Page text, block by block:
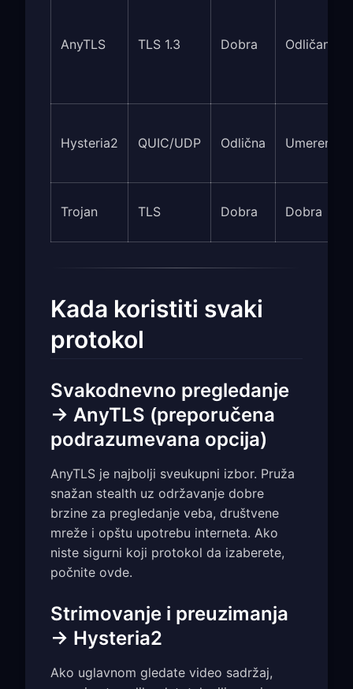
AnyTLS TLS 1.3 Dobra Odličan
Hysteria2 QUIC/UDP Odlična Umereno
Trojan TLS Dobra Dobra
Kada koristiti svaki
protokol
Svakodnevno pregledanje
→ AnyTLS (preporučena
podrazumevana opcija)
AnyTLS je najbolji sveukupni izbor. Pruža
snažan stealth uz održavanje dobre
brzine za pregledanje veba, društvene
mreže i opštu upotrebu interneta. Ako
niste sigurni koji protokol da izaberete,
počnite ovde.
Strimovanje i preuzimanja
→ Hysteria2
Ako uglavnom gledate video sadržaj,